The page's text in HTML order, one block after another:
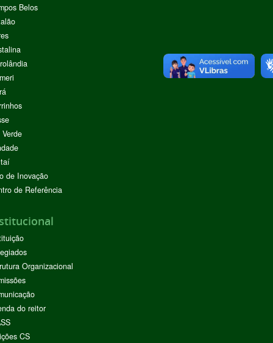
Belos
de Inovação
de Referência
Organizacional
do reitor
CS